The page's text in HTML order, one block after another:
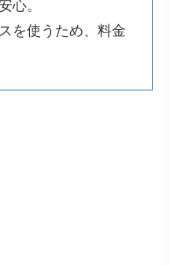
心。
を使うため、料金